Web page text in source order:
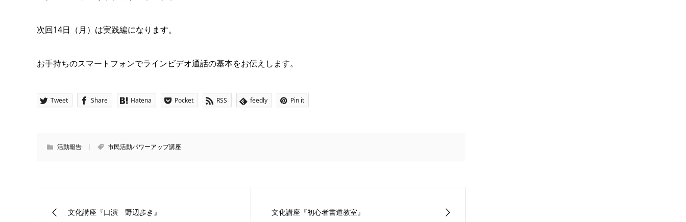
次回14日（月）は実践編になります。
お手持ちのスマートフォンでラインビデオ通話の基本をお伝えします。
Tweet Share Hatena Pocket RSS feedly Pin it
活動報告 市民活動パワーアップ講座
文化講座『口演 野辺歩き』 文化講座『初心者書道教室』